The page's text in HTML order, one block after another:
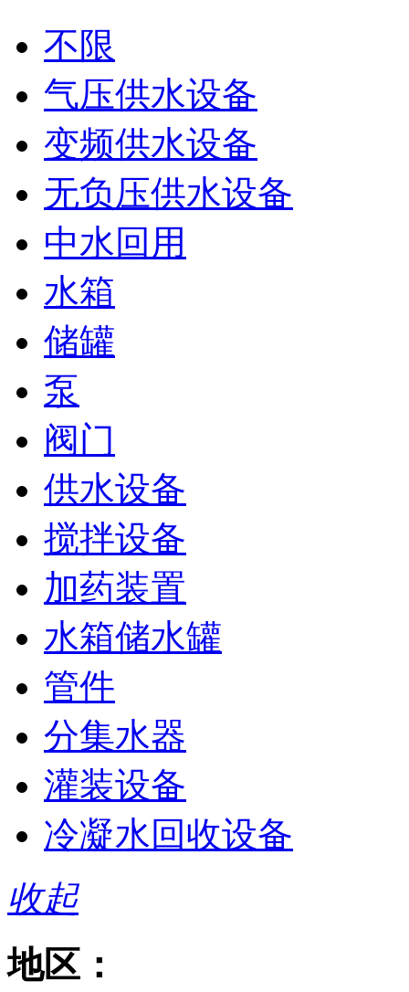
不限
气压供水设备
变频供水设备
无负压供水设备
中水回用
水箱
储罐
泵
阀门
供水设备
搅拌设备
加药装置
水箱储水罐
管件
分集水器
灌装设备
冷凝水回收设备
收起
地区：